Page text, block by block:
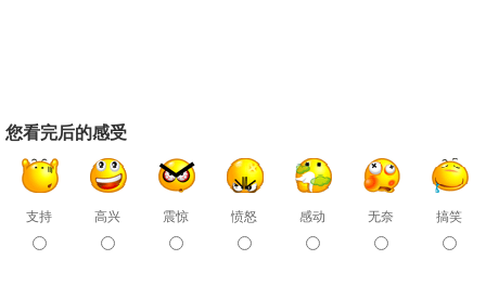
您看完后的感受
支持 高兴 震惊 愤怒 感动 无奈 搞笑